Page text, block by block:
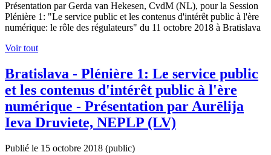
Présentation par Gerda van Hekesen, CvdM (NL), pour la Session
Plénière 1: "Le service public et les contenus d'intérêt public à l'ère
numérique: le rôle des régulateurs" du 11 octobre 2018 à Bratislava
Voir tout
Bratislava - Plénière 1: Le service public
et les contenus d'intérêt public à l'ère
numérique - Présentation par Aurēlija
Ieva Druviete, NEPLP (LV)
Publié le 15 octobre 2018 (public)